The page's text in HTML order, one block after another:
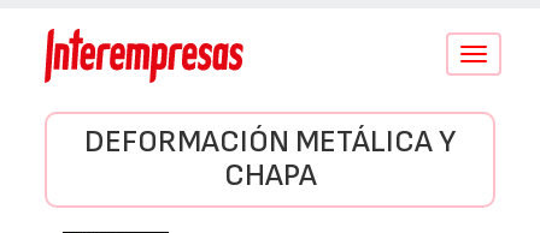
Conmutar
DEFORMACIÓN METÁLICA Y
CHAPA